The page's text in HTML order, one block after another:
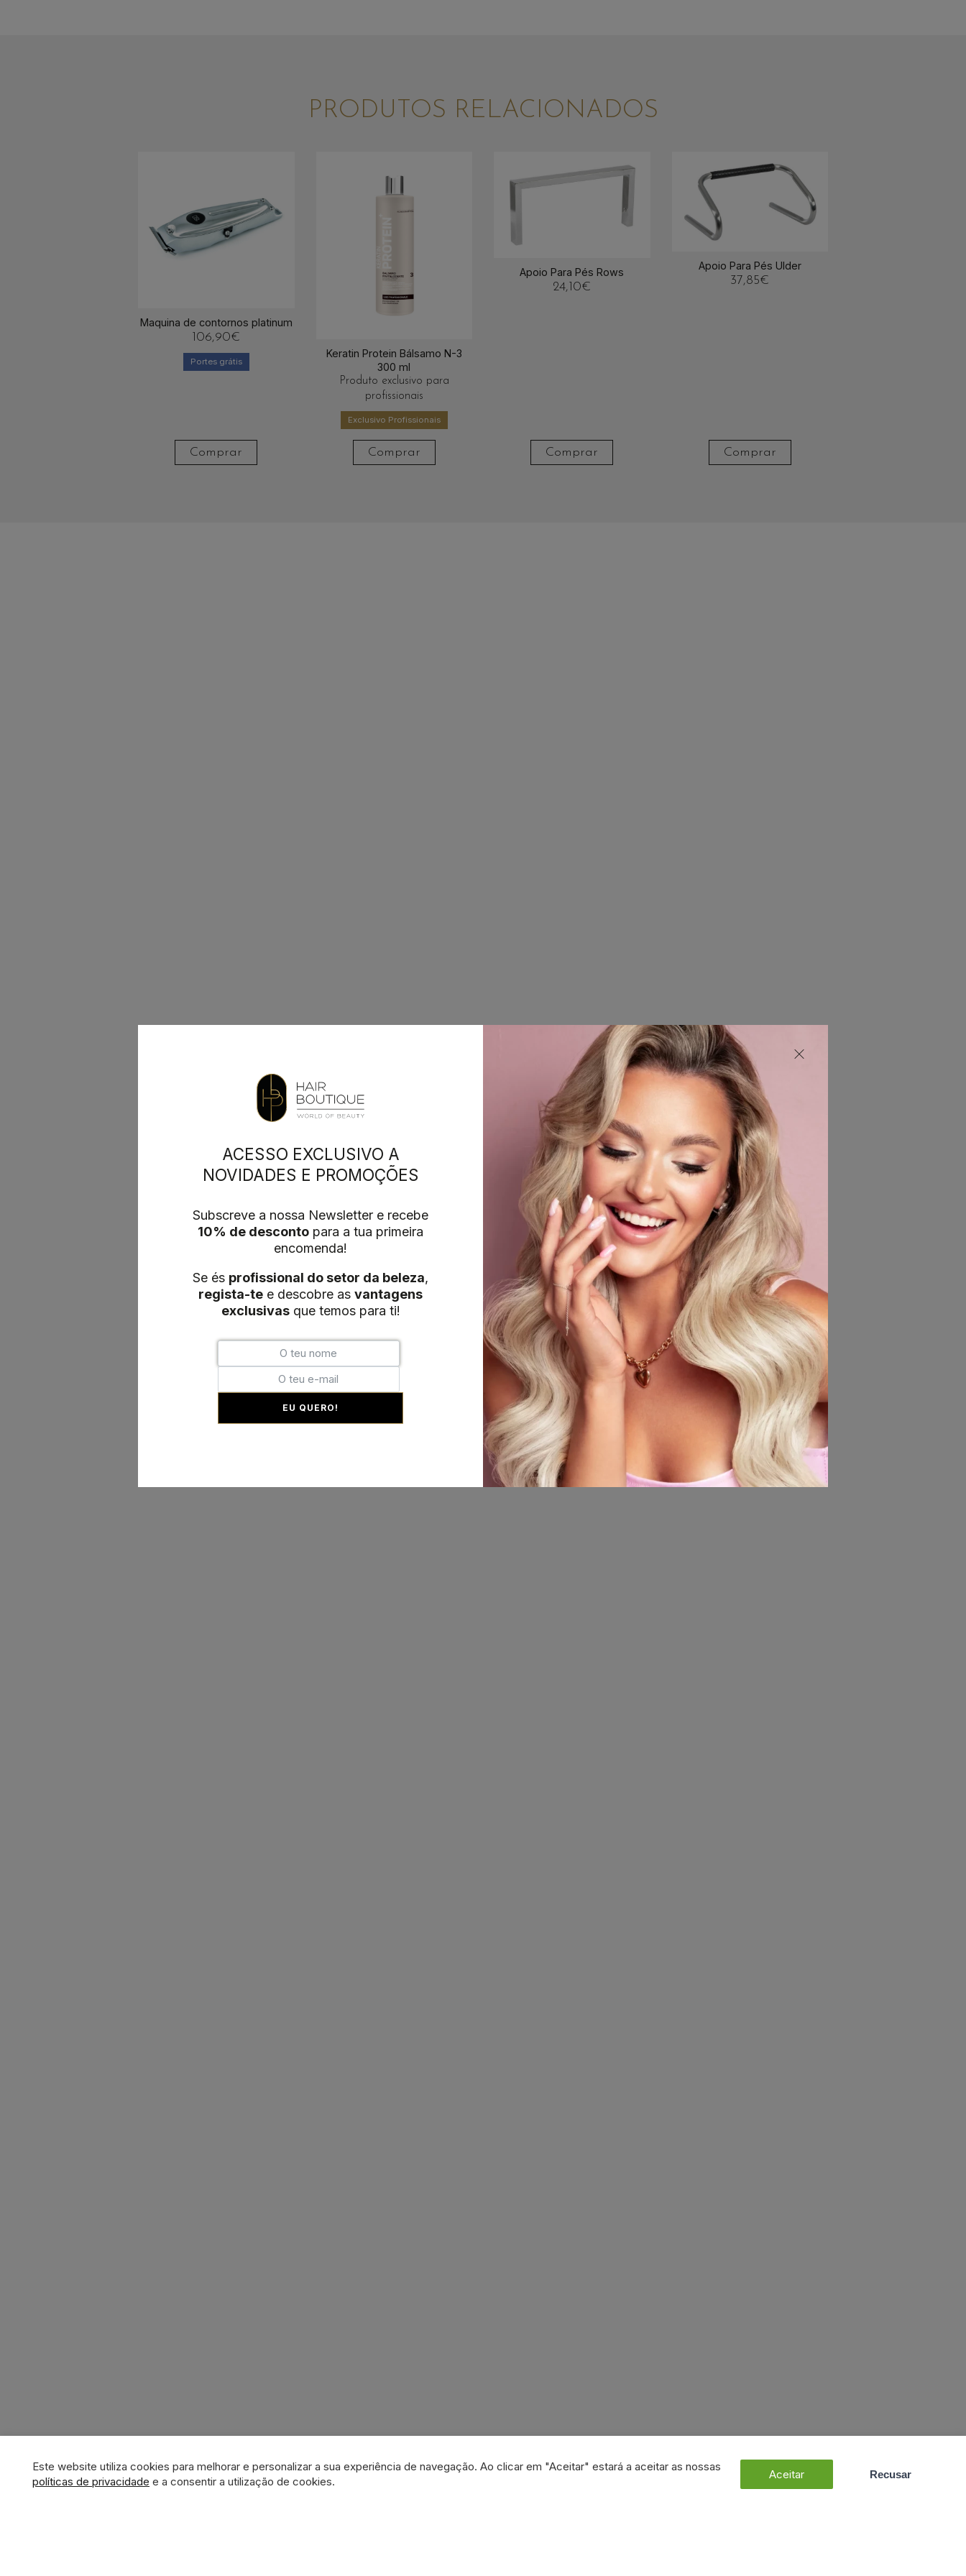
Este website utiliza cookies para melhorar e personalizar a sua experiência de navegação. Ao clicar em "Aceitar" estará a aceitar as nossas
políticas de privacidade e a consentir a utilização de cookies.
Aceitar Recusar
PRODUTOS RELACIONADOS
Maquina de contornos platinum
106,90€
Portes grátis
Comprar
Keratin Protein Bálsamo N-3
300 ml
Produto exclusivo para
profissionais
Exclusivo Profissionais
Comprar
Apoio Para Pés Rows
24,10€
Comprar
Apoio Para Pés Ulder
37,85€
Comprar
Dúvidas? Fale connosco!
ACESSO EXCLUSIVO A
NOVIDADES E PROMOÇÕES
Subscreve a nossa Newsletter e recebe
10% de desconto para a tua primeira
encomenda!
Se és profissional do setor da beleza,
regista-te e descobre as vantagens
exclusivasque temos para ti!
EU QUERO!